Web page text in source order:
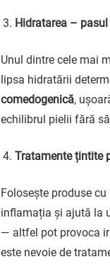
Hidratarea –
Unul dintre cele mai
lipsa hidratării
comedogenică,
echilibrul pielii fără
Tratamente țintite
Folosește produse cu
inflamația și ajută la
— altfel pot provoca
este nevoie de